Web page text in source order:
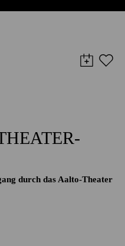
€
durch das Aalto-Theater